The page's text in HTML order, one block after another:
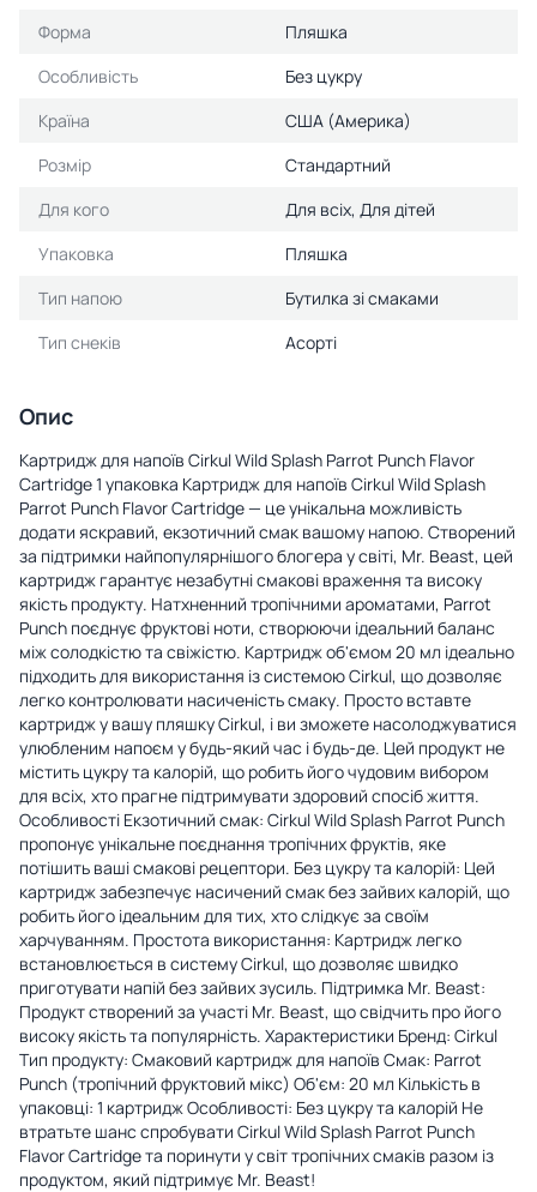
Форма
Пляшка
Особливість
Без цукру
Країна
США (Америка)
Розмір
Стандартний
Для кого
Для всіх, Для дітей
Упаковка
Пляшка
Тип напою
Бутилка зі смаками
Тип снеків
Асорті
Опис
Картридж для напоїв Cirkul Wild Splash Parrot Punch Flavor
Cartridge 1 упаковка Картридж для напоїв Cirkul Wild Splash
Parrot Punch Flavor Cartridge — це унікальна можливість
додати яскравий, екзотичний смак вашому напою. Створений
за підтримки найпопулярнішого блогера у світі, Mr. Beast, цей
картридж гарантує незабутні смакові враження та високу
якість продукту. Натхненний тропічними ароматами, Parrot
Punch поєднує фруктові ноти, створюючи ідеальний баланс
між солодкістю та свіжістю. Картридж об'ємом 20 мл ідеально
підходить для використання із системою Cirkul, що дозволяє
легко контролювати насиченість смаку. Просто вставте
картридж у вашу пляшку Cirkul, і ви зможете насолоджуватися
улюбленим напоєм у будь-який час і будь-де. Цей продукт не
містить цукру та калорій, що робить його чудовим вибором
для всіх, хто прагне підтримувати здоровий спосіб життя.
Особливості Екзотичний смак: Cirkul Wild Splash Parrot Punch
пропонує унікальне поєднання тропічних фруктів, яке
потішить ваші смакові рецептори. Без цукру та калорій: Цей
картридж забезпечує насичений смак без зайвих калорій, що
робить його ідеальним для тих, хто слідкує за своїм
харчуванням. Простота використання: Картридж легко
встановлюється в систему Cirkul, що дозволяє швидко
приготувати напій без зайвих зусиль. Підтримка Mr. Beast:
Продукт створений за участі Mr. Beast, що свідчить про його
високу якість та популярність. Характеристики Бренд: Cirkul
Тип продукту: Смаковий картридж для напоїв Смак: Parrot
Punch (тропічний фруктовий мікс) Об'єм: 20 мл Кількість в
упаковці: 1 картридж Особливості: Без цукру та калорій Не
втратьте шанс спробувати Cirkul Wild Splash Parrot Punch
Flavor Cartridge та поринути у світ тропічних смаків разом із
продуктом, який підтримує Mr. Beast!